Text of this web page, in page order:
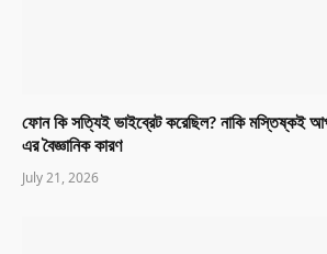
ফোন কি সত্যিই ভাইব্রেট করেছিল? নাকি মস্তিষ্কই
এর বৈজ্ঞানিক কারণ
July 21, 2026